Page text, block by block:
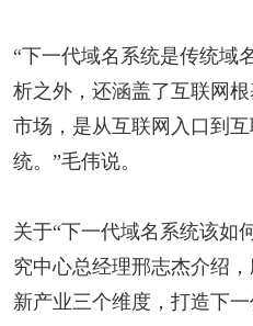
“下一代域名系统是传统域
析之外，还涵盖了互联网
市场，是从互联网入口到
统。”毛伟说。
关于“下一代域名系统该如
究中心总经理邢志杰介绍
新产业三个维度，打造下一